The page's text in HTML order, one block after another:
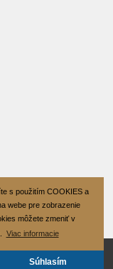
s použitím COOKIES a
webe pre zobrazenie
môžete zmeniť v
Viac informacie
Súhlasím
Reserved